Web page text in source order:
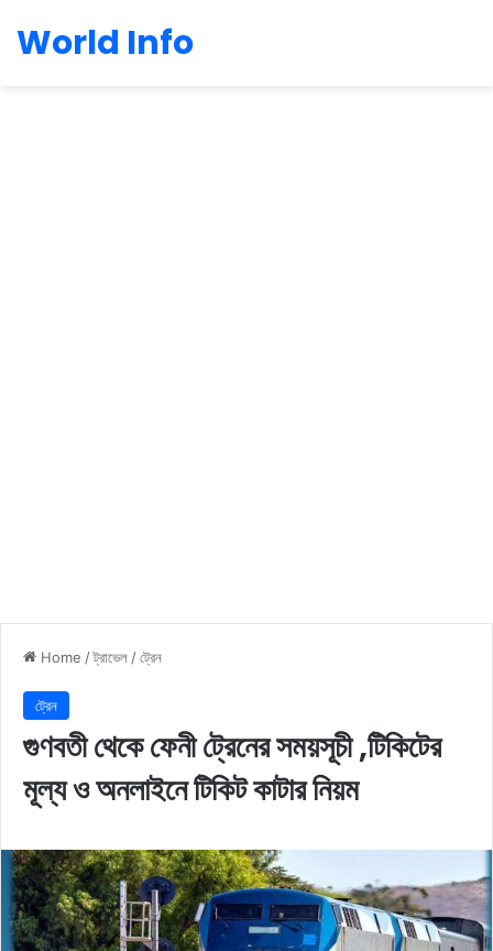
World Info
Home /ট্রাভেল /ট্রেন
ট্রেন
গুণবতী থেকে ফেনী ট্রেনের সময়সূচী ,টিকিটের
মূল্য ও অনলাইনে টিকিট কাটার নিয়ম